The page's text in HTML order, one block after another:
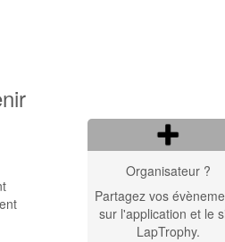
Organisateur ?
Partagez vos
sur l'application et le
LapTrophy.